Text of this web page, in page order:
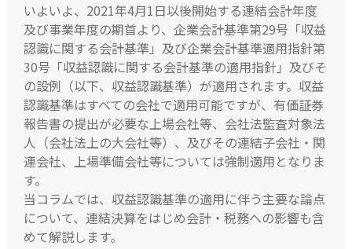
いよいよ、2021年4月1日以後開始する連結会計年度
及び事業年度の期首より、企業会計基準第29号「収益
認識に関する会計基準」及び企業会計基準適用指針第
30号「収益認識に関する会計基準の適用指針」及びそ
の設例（以下、収益認識基準）が適用されます。収益
認識基準はすべての会社で適用可能ですが、有価証券
報告書の提出が必要な上場会社等、会社法監査対象法
人（会社法上の大会社等）、及びその連結子会社・関
連会社、上場準備会社等については強制適用となりま
す。
当コラムでは、収益認識基準の適用に伴う主要な論点
について、連結決算をはじめ会計・税務への影響も含
めて解説します。